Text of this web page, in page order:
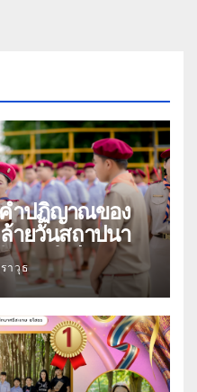
ำปฏิญาณของ
ายวันสถาปนา
ประจำปี 2569
าวุธ